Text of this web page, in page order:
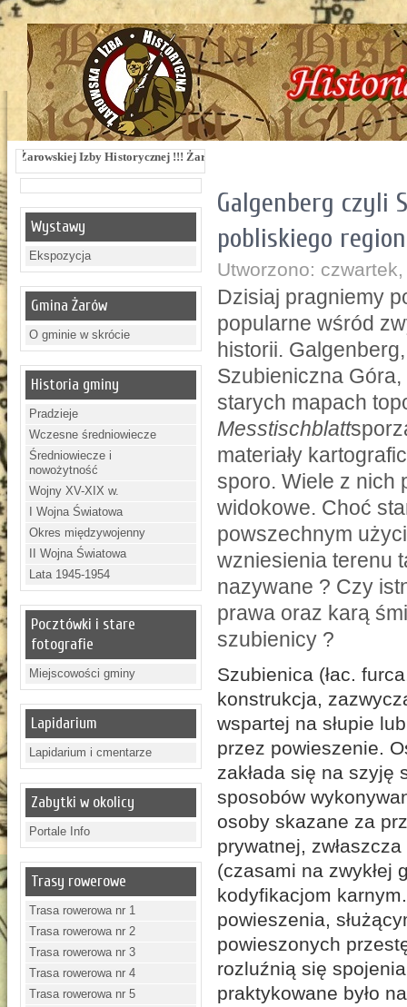
Izby Historycznej !!! Żarowska Izba Historyczna, ul. Dworcowa 3 !!! e-
Wystawy
Ekspozycja
Gmina Żarów
O gminie w skrócie
Historia gminy
Pradzieje
Wczesne średniowiecze
Średniowiecze i
nowożytność
Wojny XV-XIX w.
I Wojna Światowa
Okres międzywojenny
II Wojna Światowa
Lata 1945-1954
Pocztówki i stare
fotografie
Miejscowości gminy
Lapidarium
Lapidarium i cmentarze
Zabytki w okolicy
Portale Info
Trasy rowerowe
Trasa rowerowa nr 1
Trasa rowerowa nr 2
Trasa rowerowa nr 3
Trasa rowerowa nr 4
Trasa rowerowa nr 5
Galgenberg czyli
pobliskiego
Utworzono:
Dzisiaj pragniemy
popularne wśród
historii.
Szubieniczna
starych mapach
Messtischblatt
materiały
sporo. Wiele z nich
widokowe. Choć
powszechnym
wzniesienia terenu
nazywane ? Czy
prawa oraz karą
szubienicy ?
Szubienica (łac.
konstrukcja,
wspartej na słupie
przez powieszenie.
zakłada się na
sposobów
osoby skazane za
prywatnej,
(czasami na zwykłej
kodyfikacjom
powieszenia,
powieszonych
rozluźnią się
praktykowane było